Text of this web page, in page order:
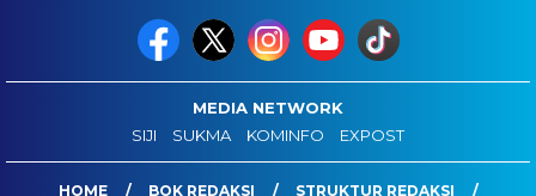
MEDIA NETWORK
SIJI
SUKMA KOMINFO EXPOST
HOME BOK REDAKSI STRUKTUR REDAKSI